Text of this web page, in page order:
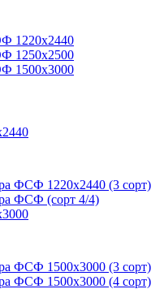
1220x2440
1250x2500
1500x3000
ФСФ 1220х2440 (3 сорт)
ФСФ (сорт 4/4)
ФСФ 1500х3000 (3 сорт)
ФСФ 1500х3000 (4 сорт)